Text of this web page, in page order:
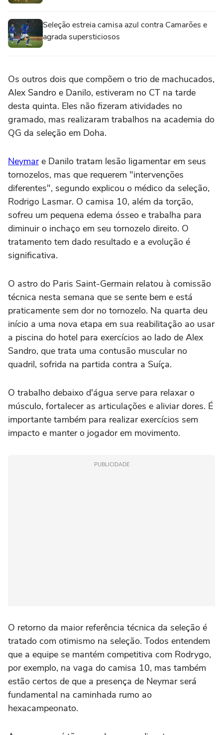
Seleção estreia camisa azul contra Camarões e
agrada supersticiosos
Os outros dois que compõem o trio de machucados,
Alex Sandro e Danilo, estiveram no CT na tarde
desta quinta. Eles não fizeram atividades no
gramado, mas realizaram trabalhos na academia do
QG da seleção em Doha.
Neymare Danilo tratam lesão ligamentar em seus
tornozelos, mas que requerem "intervenções
diferentes", segundo explicou o médico da seleção,
Rodrigo Lasmar. O camisa 10, além da torção,
sofreu um pequena edema ósseo e trabalha para
diminuir o inchaço em seu tornozelo direito. O
tratamento tem dado resultado e a evolução é
significativa.
O astro do Paris Saint-Germain relatou à comissão
técnica nesta semana que se sente bem e está
praticamente sem dor no tornozelo. Na quarta deu
início a uma nova etapa em sua reabilitação ao usar
a piscina do hotel para exercícios ao lado de Alex
Sandro, que trata uma contusão muscular no
quadril, sofrida na partida contra a Suíça.
O trabalho debaixo d'água serve para relaxar o
músculo, fortalecer as articulações e aliviar dores. É
importante também para realizar exercícios sem
impacto e manter o jogador em movimento.
PUBLICIDADE
O retorno da maior referência técnica da seleção é
tratado com otimismo na seleção. Todos entendem
que a equipe se mantém competitiva com Rodrygo,
por exemplo, na vaga do camisa 10, mas também
estão certos de que a presença de Neymar será
fundamental na caminhada rumo ao
hexacampeonato.